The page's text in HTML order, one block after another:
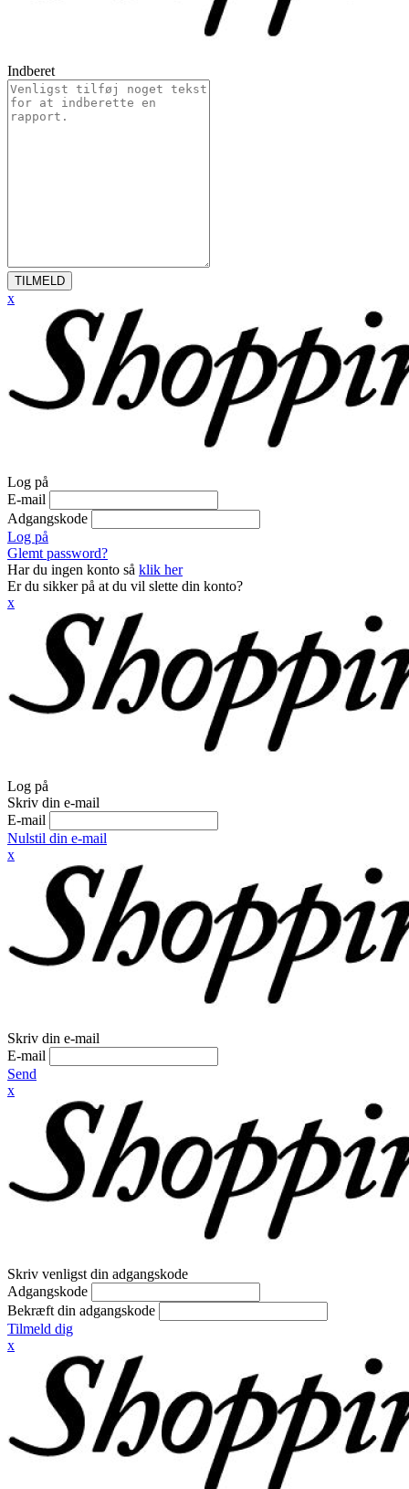
Indberet
TILMELD
x
Log på
E-mail
Adgangskode
Log på
Glemt password?
Har du ingen konto så klik her
Er du sikker på at du vil slette din konto?
x
Log på
Skriv din e-mail
E-mail
Nulstil din e-mail
x
Skriv din e-mail
E-mail
Send
x
Skriv venligst din adgangskode
Adgangskode
Bekræft din adgangskode
Tilmeld dig
x